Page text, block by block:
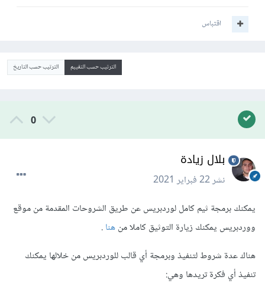
اقتباس
الترتيب حسب التقييم الترتيب حسب التاريخ
0
بلال زيادة
نشر22 فبراير 2021
يمكنك برمجة ثيم كامل لوردبريس عن طريق الشروحات المقدمة من موقع
ووردبريس يمكنك زيارة التوثيق كاملا منهنا
هناك عدة شروط لتنفيذ وبرمجة أي قالب للوردبريس من خلالها يمكنك
تنفيذ أي فكرة تريدها وهي: